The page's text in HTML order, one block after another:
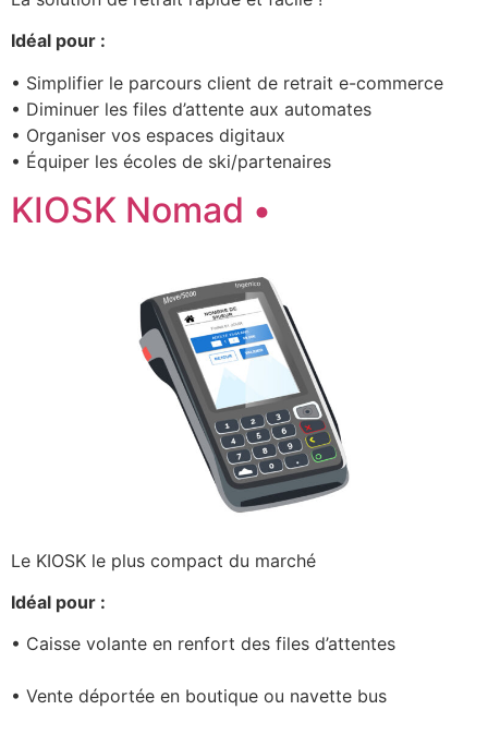
Idéal pour :
• Simplifier le parcours client de retrait e-commerce
• Diminuer les files d’attente aux automates
• Organiser vos espaces digitaux
• Équiper les écoles de ski/partenaires
KIOSK Nomad •
Le KIOSK le plus compact du marché
Idéal pour :
• Caisse volante en renfort des files d’attentes
• Vente déportée en boutique ou navette bus